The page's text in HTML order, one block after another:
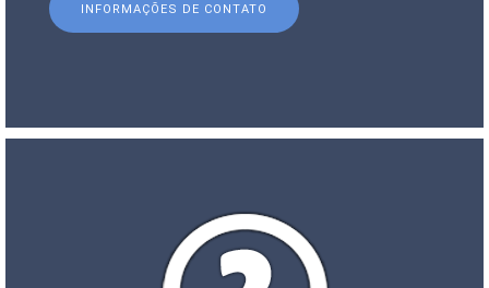
INFORMAÇÕES DE CONTATO